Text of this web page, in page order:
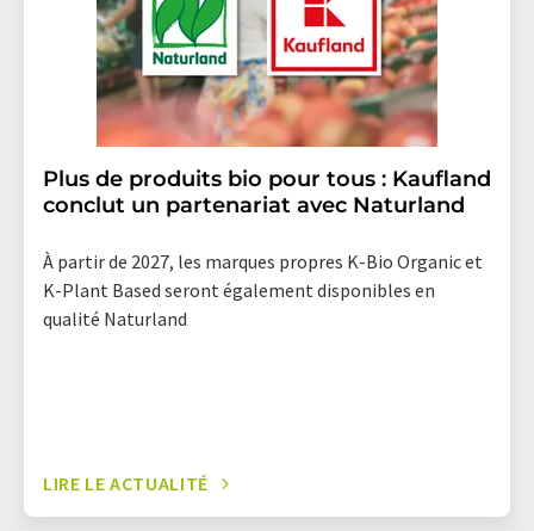
Plus de produits bio pour tous : Kaufland
conclut un partenariat avec Naturland
À partir de 2027, les marques propres K-Bio Organic et
K-Plant Based seront également disponibles en
qualité Naturland
LIRE LE ACTUALITÉ